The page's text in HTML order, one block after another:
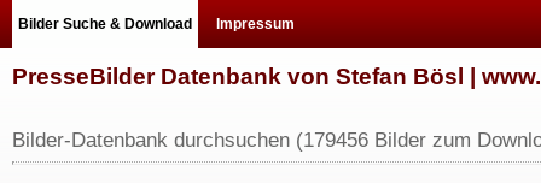
Bilder Suche & Download Impressum
PresseBilder Datenbank von Stefan Bösl |
Bilder-Datenbank durchsuchen (179456 Bilder zum